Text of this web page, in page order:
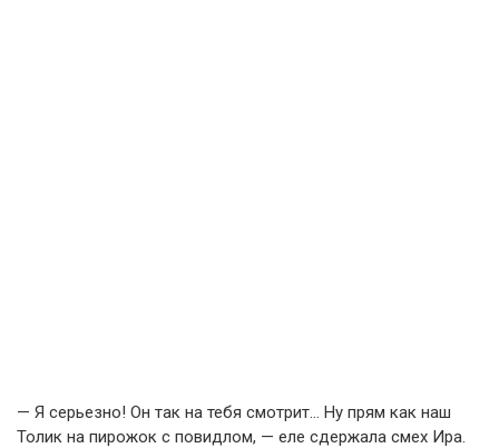
— Я серьезно! Он так на тебя смотрит… Ну прям как наш
Толик на пирожок с повидлом, — еле сдержала смех Ира.